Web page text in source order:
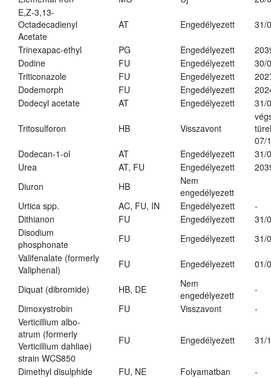
E,Z-3,13-
Octadecadienyl
Acetate
AT Engedélyezett 31/
Trinexapac-ethyl PG Engedélyezett
Dodine
FU Engedélyezett
30/
Triticonazole
FU Engedélyezett
Dodemorph
FU Engedélyezett
Dodecyl acetate
AT Engedélyezett 31/
Tritosulforon HB Visszavont
07/
Dodecan-1-ol
AT Engedélyezett
31/
Urea
AT, FU Engedélyezett
Diuron
HB
Nem
engedélyezett
Urtica spp.
AC, FU, IN Engedélyezett
-
Dithianon
FU Engedélyezett
31/
Disodium
phosphonate
FU Engedélyezett
31/
Valifenalate (formerly
Valiphenal)
FU Engedélyezett 01/
Diquat (dibromide) HB, DE
Nem
engedélyezett
-
Dimoxystrobin
FU Visszavont
-
Verticillium albo-
atrum (formerly
Verticillium dahliae)
strain WCS850
FU Engedélyezett 31/
Dimethyl disulphide FU, NE Folyamatban
-